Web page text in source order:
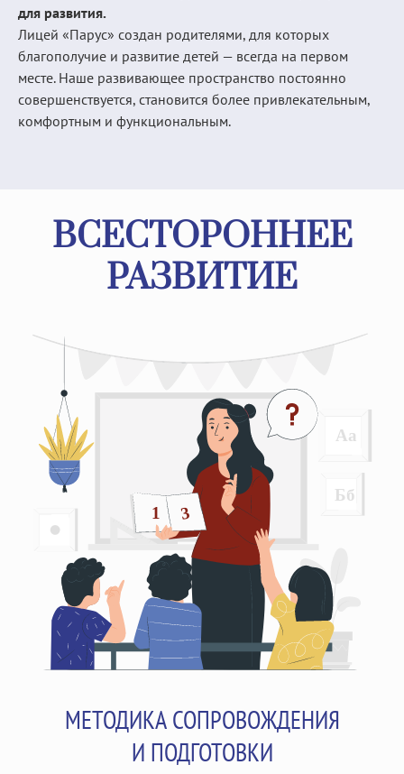
для развития.
Лицей «Парус» создан родителями, для которых
благополучие и развитие детей — всегда на первом
месте. Наше развивающее пространство постоянно
совершенствуется, становится более привлекательным,
комфортным и функциональным.
ВСЕСТОРОННЕЕ
РАЗВИТИЕ
МЕТОДИКА СОПРОВОЖДЕНИЯ
И ПОДГОТОВКИ